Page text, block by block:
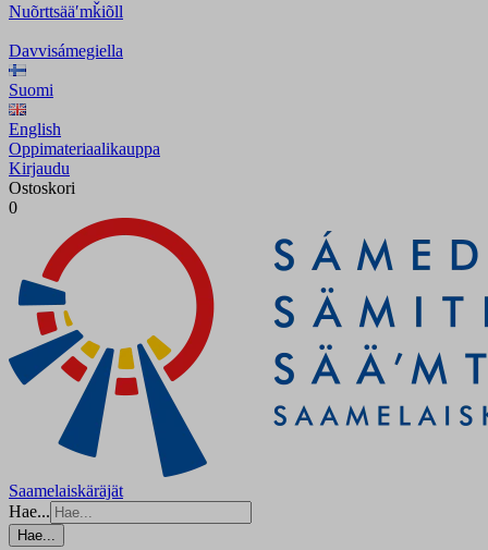
Nuõrttsääʹmǩiõll
Davvisámegiella
Suomi
English
Oppimateriaalikauppa
Kirjaudu
Ostoskori
0
Saamelaiskäräjät
Hae...
Hae...